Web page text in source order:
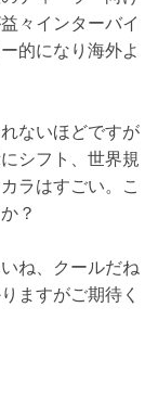
々インターバイ
的になり海外よ
ないほどですが
シフト、世界規
ラはすごい。こ
？
ね、クールだね
ますがご期待く